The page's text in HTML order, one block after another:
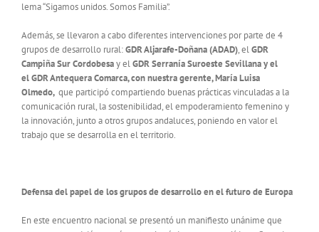
lema “Sigamos unidos. Somos Familia”.
Además, se llevaron a cabo diferentes intervenciones por parte de 4
grupos de desarrollo rural:GDR Aljarafe-Doñana (ADAD), elGDR
Campiña Sur Cordobesay elGDR Serranía Suroeste Sevillana y el
el GDR Antequera Comarca, con nuestra gerente, María Luisa
Olmedo, que participó compartiendo buenas prácticas vinculadas a la
comunicación rural, la sostenibilidad, el empoderamiento femenino y
la innovación, junto a otros grupos andaluces, poniendo en valor el
trabajo que se desarrolla en el territorio.
Defensa del papel de los grupos de desarrollo en el futuro de Europa
En este encuentro nacional se presentó un manifiesto unánime que